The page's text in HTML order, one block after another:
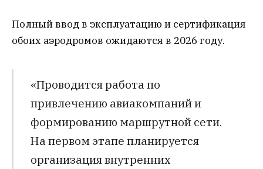
Полный ввод в эксплуатацию и сертификация
обоих аэродромов ожидаются в 2026 году.
«Проводится работа по
привлечению авиакомпаний и
формированию маршрутной сети.
На первом этапе планируется
организация внутренних